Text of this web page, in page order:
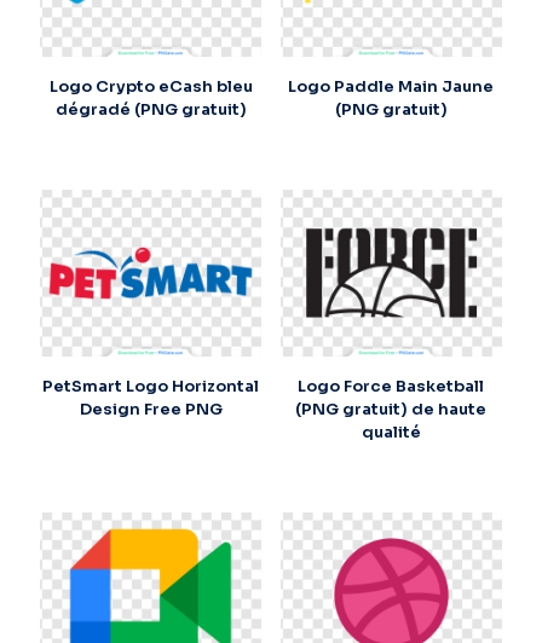
Logo Crypto eCash bleu
dégradé (PNG gratuit)
Logo Paddle Main Jaune
(PNG gratuit)
PetSmart Logo Horizontal
Design Free PNG
Logo Force Basketball
(PNG gratuit) de haute
qualité